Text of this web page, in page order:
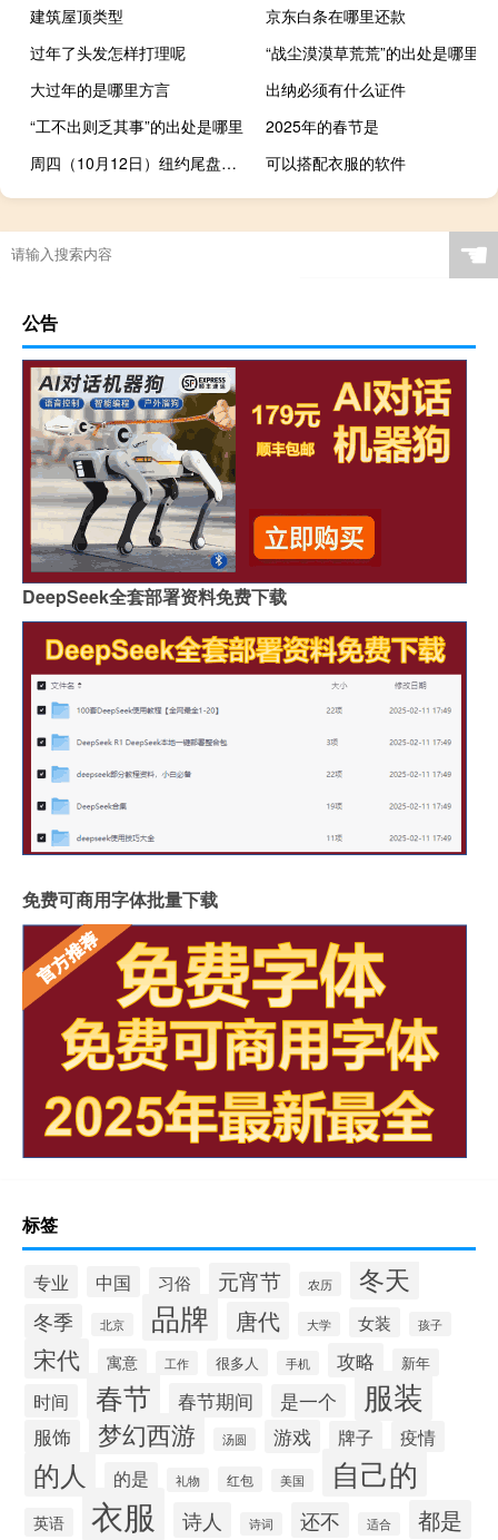
建筑屋顶类型
京东白条在哪里还款
过年了头发怎样打理呢
“战尘漠漠草荒荒”的出处是哪里
大过年的是哪里方言
出纳必须有什么证件
“工不出则乏其事”的出处是哪里
2025年的春节是
周四（10月12日）纽约尾盘标普500股指期货最终下跌0.62%道指期货跌0.52%纳斯达克100股指期货跌0.32%
可以搭配衣服的软件
☚
公告
DeepSeek全套部署资料免费下载
免费可商用字体批量下载
标签
专业 中国 习俗 元宵节 农历 冬天
冬季 北京 品牌 唐代 大学 女装 孩子
宋代 寓意 工作 很多人 手机 攻略 新年
时间 春节 春节期间 是一个 服装
服饰 梦幻西游 汤圆 游戏 牌子 疫情
的人 的是 礼物 红包 美国 自己的
英语 衣服 诗人 诗词 还不 适合 都是